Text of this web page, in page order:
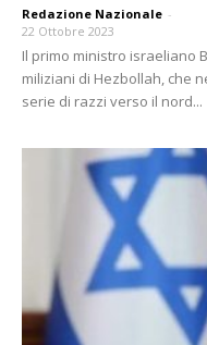
Redazione Nazionale -
22 Ottobre 2023
Il primo ministro israeliano
miliziani di Hezbollah, che
serie di razzi verso il nord...